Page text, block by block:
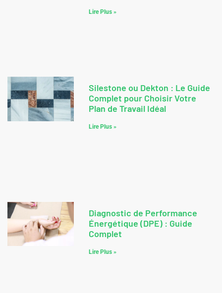
Lire Plus »
Silestone ou Dekton : Le Guide
Complet pour Choisir Votre
Plan de Travail Idéal
Lire Plus »
Diagnostic de Performance
Énergétique (DPE) : Guide
Complet
Lire Plus »